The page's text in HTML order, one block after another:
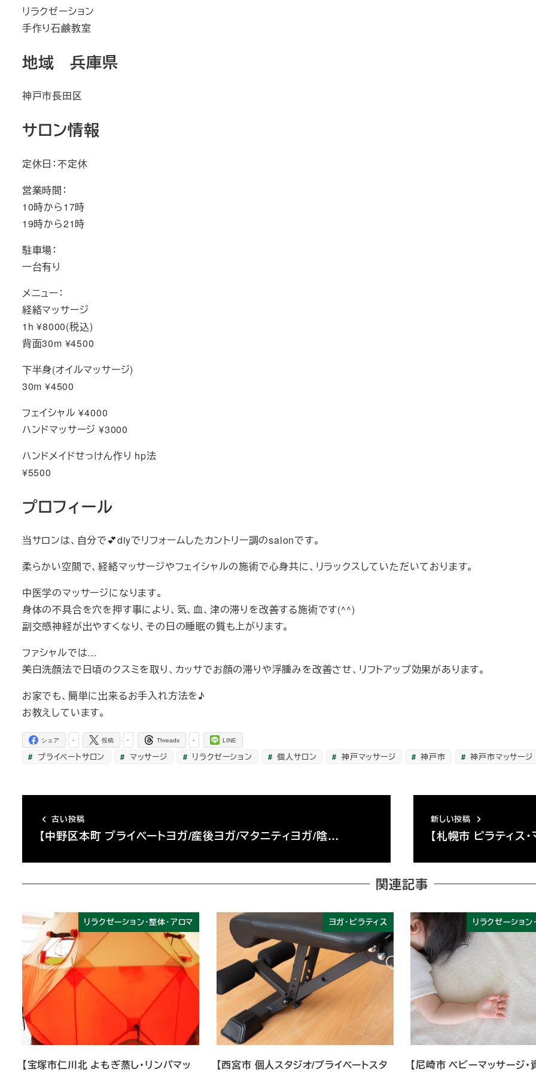
リラクゼーション
手作り石鹸教室
地域 兵庫県
神戸市長田区
サロン情報
定休日：不定休
営業時間：
10時から17時
19時から21時
駐車場：
一台有り
メニュー：
経絡マッサージ
1h ¥8000(税込)
背面30m ¥4500
下半身(オイルマッサージ)
30m ¥4500
フェイシャル ¥4000
ハンドマッサージ ¥3000
ハンドメイドせっけん作り hp法
¥5500
プロフィール
当サロンは、自分で💕diyでリフォームしたカントリー調のsalonです。
柔らかい空間で、経絡マッサージやフェイシャルの施術で心身共に、リラックスしていただいております。
中医学のマッサージになります。
身体の不具合を穴を押す事により、気、血、津の滞りを改善する施術です(^^)
副交感神経が出やすくなり、その日の睡眠の質も上がります。
ファシャルでは…
美白洗顔法で日頃のクスミを取り、カッサでお顔の滞りや浮腫みを改善させ、リフトアップ効果があります。
お家でも、簡単に出来るお手入れ方法を♪
お教えしています。
-
シェア -
投稿 -
Threads LINE
プライベートサロン マッサージ リラクゼーション 個人サロン 神戸マッサージ 神戸市 神戸市マッサージ
古い投稿
【中野区本町 プライベートヨガ/産後ヨガ/マタニティヨガ/陰…
新しい投稿
【札幌市 ピラティス
関連記事
リラクゼーション・整体・アロマ
【宝塚市仁川北 よもぎ蒸し・リンパマッ
ヨガ・ピラティス
【西宮市 個人スタジオ/プライベートスタ
リラクゼーション
【尼崎市 ベビーマッサージ